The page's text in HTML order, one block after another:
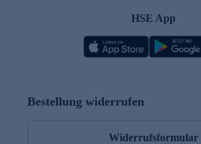
HSE App
Bestellung widerrufen
Widerrufsformular